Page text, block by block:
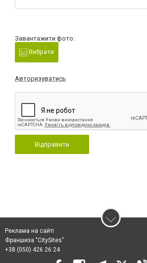
Завантажити фото:
Вибрати
Авторизуватись
Відправити
Реклама на сайті
Франшиза "CitySites"
+38 (050) 426 26 24